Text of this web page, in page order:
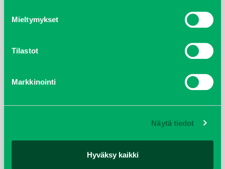
Mieltymykset
Tilastot
Markkinointi
Näytä tiedot
Hyväksy kaikki
joulukuu 2021
tammikuu 2021
joulukuu 2019